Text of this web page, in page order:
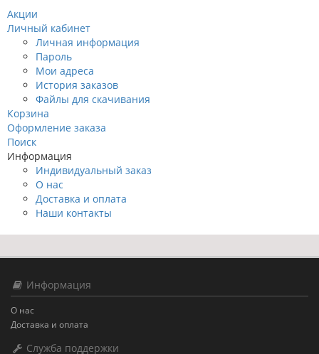
Акции
Личный кабинет
Личная информация
Пароль
Мои адреса
История заказов
Файлы для скачивания
Корзина
Оформление заказа
Поиск
Информация
Индивидуальный заказ
О нас
Доставка и оплата
Наши контакты
Информация
О нас
Доставка и оплата
Служба поддержки